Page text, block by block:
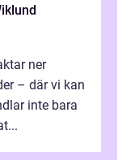
ner
– där vi kan
inte bara